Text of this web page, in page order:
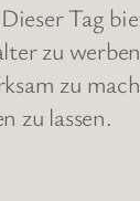
Tag
zu
zu
zu lassen.